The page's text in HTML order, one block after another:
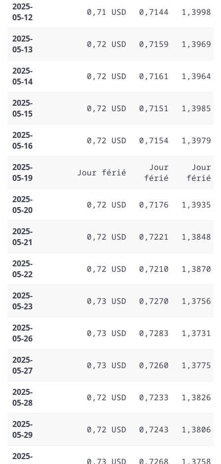
2025-
05-12
0,71 USD 0,7144 1,3998
2025-
05-13
0,72 USD 0,7159 1,3969
2025-
05-14
0,72 USD 0,7161 1,3964
2025-
05-15
0,72 USD 0,7151 1,3985
2025-
05-16
0,72 USD 0,7154 1,3979
2025-
05-19
Jour férié
Jour
férié
Jour
férié
2025-
05-20
0,72 USD 0,7176 1,3935
2025-
05-21
0,72 USD 0,7221 1,3848
2025-
05-22
0,72 USD 0,7210 1,3870
2025-
05-23
0,73 USD 0,7270 1,3756
2025-
05-26
0,73 USD 0,7283 1,3731
2025-
05-27
0,73 USD 0,7260 1,3775
2025-
05-28
0,72 USD 0,7233 1,3826
2025-
05-29
0,72 USD 0,7243 1,3806
2025-
0,73 USD 0,7268 1,3758